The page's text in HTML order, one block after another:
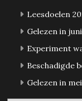
Leesdoelen
Gelezen in juni
Experiment
Beschadigde
Gelezen in mei